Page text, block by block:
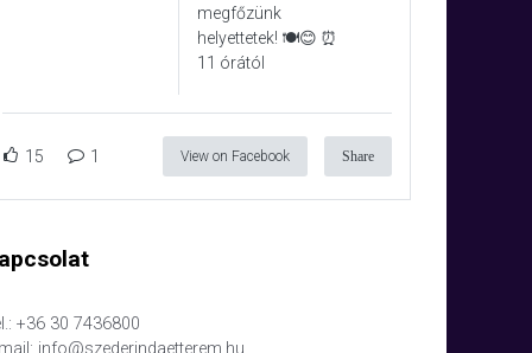
megfőzünk
helyettetek! 🍽️😊 ⏰
11 órától
15 1 View on Facebook Share
+36 30 7436800
info@szederindaetterem.hu